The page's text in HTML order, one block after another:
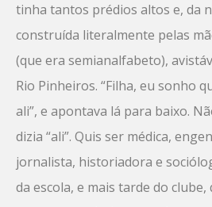
tinha tantos prédios altos e, da
construída literalmente pelas
(que era semianalfabeto),
Rio Pinheiros. “Filha, eu sonho
ali”, e apontava lá para baixo.
dizia “ali”. Quis ser médica,
jornalista, historiadora e
da escola, e mais tarde do